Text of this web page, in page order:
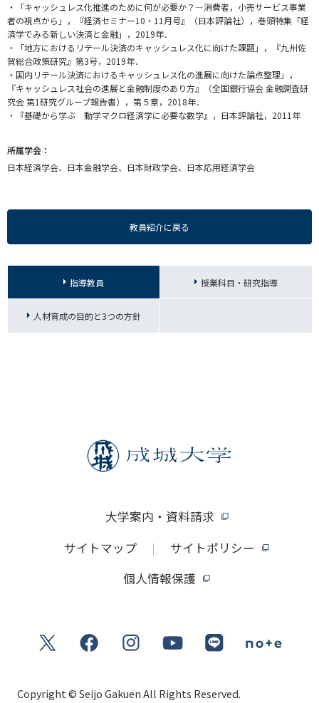
・「キャッシュレス化推進のために何が必要か？—消費者，小売サービス事業
者の視点から」，『経済セミナー10・11月号』（日本評論社），巻頭特集「経
済学でみる新しい決済と金融」，2019年．
・「地方におけるリテール決済のキャッシュレス化に向けた課題」，『九州佐
賀総合政策研究』第3号，2019年．
・国内リテール決済におけるキャッシュレス化の進展に向けた論点整理」，
『キャッシュレス社会の進展と金融制度のあり方』（全国銀行協会 金融調査研
究会 第1研究グループ報告書），第５章，2018年．
・『基礎から学ぶ 動学マクロ経済学に必要な数学』，日本評論社，2011年
所属学会：
日本経済学会、日本金融学会、日本財政学会、日本応用経済学会
教員紹介に戻る
指導教員 授業科目・研究指導
人材育成の目的と3つの方針
大学案内・資料請求
サイトマップ
サイトポリシー
個人情報保護
Copyright © Seijo Gakuen All Rights Reserved.